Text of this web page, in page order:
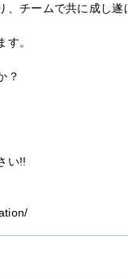
チームで共に成し
。
？
い!!